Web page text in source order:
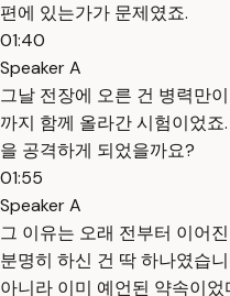
편에 있는가가 문제였죠.
01:40
Speaker A
그날 전장에 오른 건 병력만
까지 함께 올라간 시험이었
을 공격하게 되었을까요?
01:55
Speaker A
그 이유는 오래 전부터 이어
분명히 하신 건 딱 하나였습
아니라 이미 예언된 약속이었